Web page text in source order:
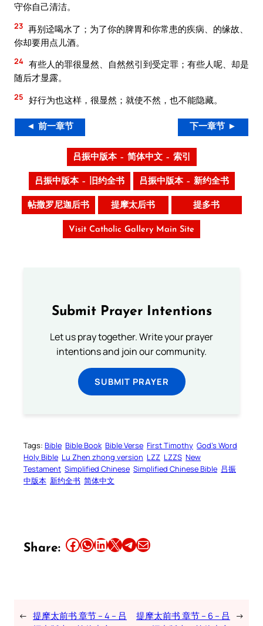
守你自己清洁。
23 再别迳喝水了；为了你的脾胃和你常患的疾病、的缘故、
你却要用点儿酒。
24 有些人的罪很显然、自然然引到受定罪；有些人呢、却是
随后才显露。
25 好行为也这样，很显然；就使不然，也不能隐藏。
◄ 前一章节 下一章节 ►
吕振中版本 – 简体中文 – 索引
吕振中版本 – 旧约全书 吕振中版本 – 新约全书
帖撒罗尼迦后书 提摩太后书 提多书
Visit Catholic Gallery Main Site
Submit Prayer Intentions
Let us pray together. Write your prayer
intentions and join our community.
SUBMIT PRAYER
Tags: Bible Bible Book Bible Verse First Timothy God’s Word
Holy Bible Lu Zhen zhong version LZZ LZZS New
Testament Simplified Chinese Simplified Chinese Bible 吕振
中版本 新约全书 简体中文
Share: Share this article on Facebook Share this article on WhatsApp Share this article on LinkedIn Share this article on X Share this article on TelegramEmail this Article
← 提摩太前书 章节 – 4 – 吕
提摩太前书 章节 – 6 – 吕
→